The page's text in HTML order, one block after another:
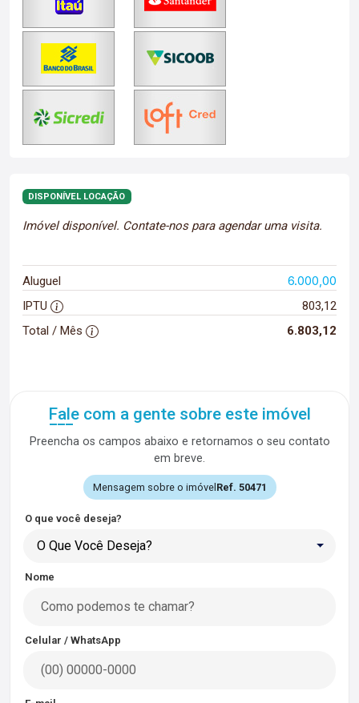
DISPONÍVEL LOCAÇÃO
Imóvel disponível. Contate-nos para agendar uma visita.
Aluguel 6.000,00
IPTU
803,12
Total / Mês
6.803,12
Fale com a gente sobre este imóvel
Preencha os campos abaixo e retornamos o seu contato
em breve.
Mensagem sobre o imóvel Ref. 50471
O que você deseja?
O Que Você Deseja?
Nome
Celular / WhatsApp